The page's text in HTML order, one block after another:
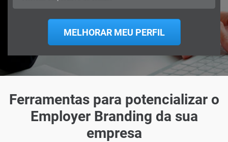
Ferramentas para potencializar o
Employer Branding da sua
empresa